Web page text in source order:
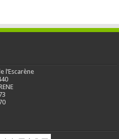
l’Escarène